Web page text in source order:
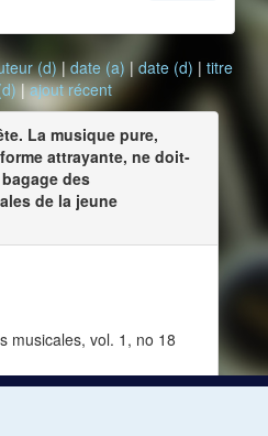
(d)|date (a) |date (d) | titre
|ajout récent
La musique pure,
attrayante, ne doit-
des
de la jeune
musicales, vol. 1, no 18